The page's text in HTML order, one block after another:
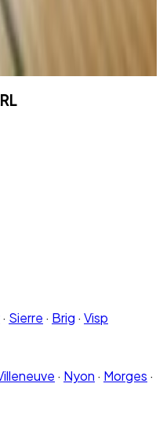
· Sierre · Brig · Visp
· Nyon · Morges ·